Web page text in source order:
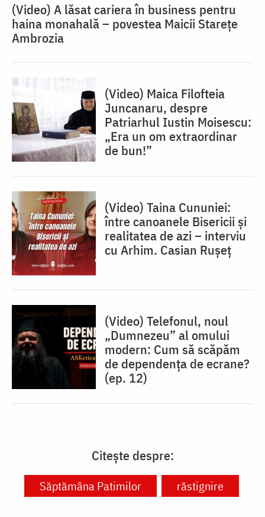
(Video) A lăsat cariera în business pentru
haina monahală – povestea Maicii Starețe
Ambrozia
(Video) Maica Filofteia
Juncanaru, despre
Patriarhul Iustin Moisescu:
„Era un om extraordinar
de bun!”
(Video) Taina Cununiei:
între canoanele Bisericii și
realitatea de azi – interviu
cu Arhim. Casian Rușeț
(Video) Telefonul, noul
„Dumnezeu” al omului
modern: Cum să scăpăm
de dependența de ecrane?
(ep. 12)
Citește despre:
Săptămâna Patimilor răstignire